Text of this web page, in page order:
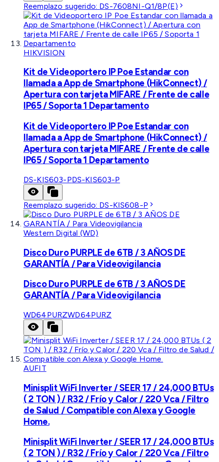
Reemplazo sugerido: DS-7608NI-Q1/8P(E)
HIKVISION
Kit de Videoportero IP Poe Estandar con
llamada a App de Smartphone (HikConnect) /
Apertura con tarjeta MIFARE / Frente de calle
IP65 / Soporta 1 Departamento
Kit de Videoportero IP Poe Estandar con
llamada a App de Smartphone (HikConnect) /
Apertura con tarjeta MIFARE / Frente de calle
IP65 / Soporta 1 Departamento
DS-KIS603-PDS-KIS603-P
Reemplazo sugerido: DS-KIS608-P
Western Digital (WD)
Disco Duro PURPLE de 6TB / 3 AÑOS DE
GARANTÍA / Para Videovigilancia
Disco Duro PURPLE de 6TB / 3 AÑOS DE
GARANTÍA / Para Videovigilancia
WD64PURZWD64PURZ
AUFIT
Minisplit WiFi Inverter / SEER 17 / 24,000 BTUs
( 2 TON ) / R32 / Frío y Calor / 220 Vca / Filtro
de Salud / Compatible con Alexa y Google
Home.
Minisplit WiFi Inverter / SEER 17 / 24,000 BTUs
( 2 TON ) / R32 / Frío y Calor / 220 Vca / Filtro